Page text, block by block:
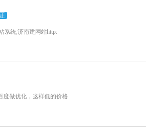
系统,济南建网站http:
度做优化，这样低的价格